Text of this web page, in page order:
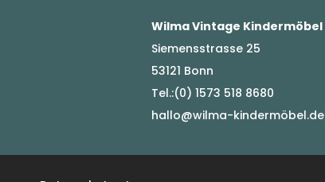
Wilma Vintage Kindermöbel
Siemensstrasse 25
53121 Bonn
Tel.:(0) 1573 518 8680
hallo@wilma-kindermöbel.de